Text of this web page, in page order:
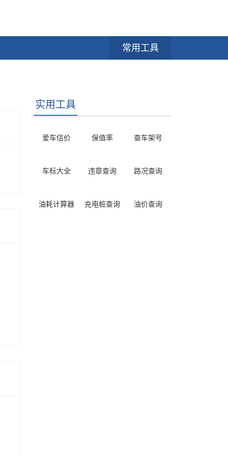
常用工具
实用工具
爱车估价 保值率 查车架号
车标大全 违章查询 路况查询
油耗计算器 充电桩查询 油价查询